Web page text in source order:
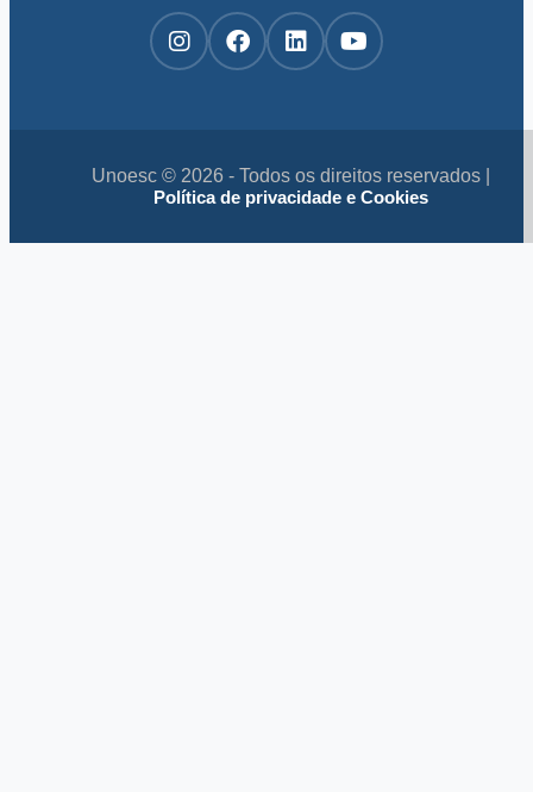
Unoesc © 2026 - Todos os direitos reservados |
Política de privacidade e Cookies